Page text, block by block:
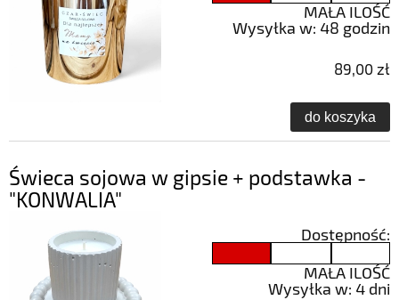
MAŁA ILOŚĆ
Wysyłka w: 48 godzin
89,00 zł
do koszyka
Świeca sojowa w gipsie + podstawka -
"KONWALIA"
Dostępność:
MAŁA ILOŚĆ
Wysyłka w: 4 dni